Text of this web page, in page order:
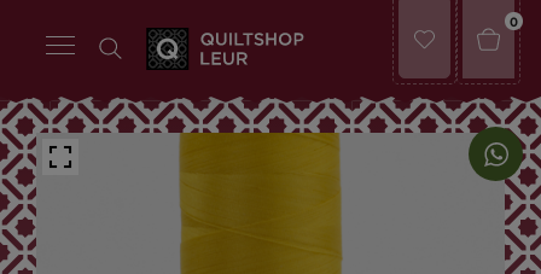
0